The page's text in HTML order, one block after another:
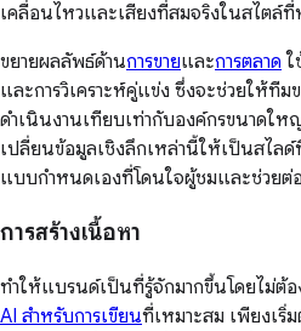
เคลื่อนไหวและเสียงที่สมจริงในสไตล์ที่
ขยายผลลัพธ์ด้านการขายและการตลาด ใ
และการวิเคราะห์คู่แข่ง ซึ่งจะช่วยให้ที
ดำเนินงานเทียบเท่ากับองค์กรขนาดให
เปลี่ยนข้อมูลเชิงลึกเหล่านี้ให้เป็นสไล
แบบกำหนดเองที่โดนใจผู้ชมและช่วยต่
การสร้างเนื้อหา
ทำให้แบรนด์เป็นที่รู้จักมากขึ้นโดยไม่ต้อ
AI สำหรับการเขียนที่เหมาะสม เพียงเริ่